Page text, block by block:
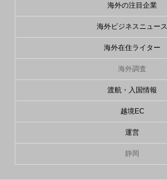
海外の注目企業
海外ビジネスニュース
海外在住ライター
海外調査
渡航・入国情報
越境EC
運営
静岡